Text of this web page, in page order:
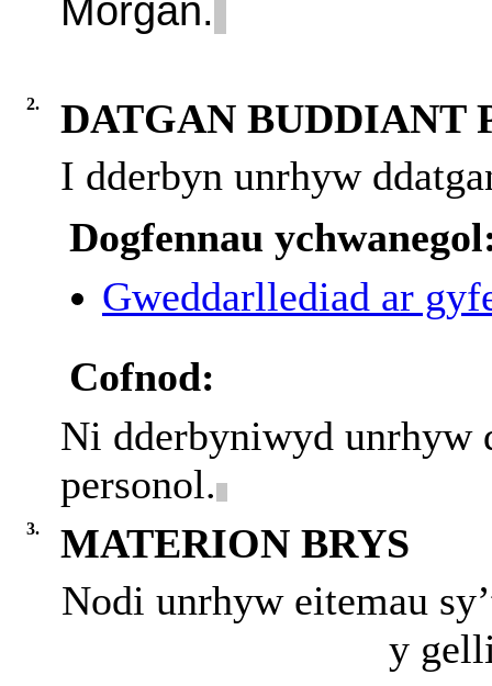
Morgan.
2.
DATGAN BUDDIANT
I dderbyn unrhyw
Dogfennau
Gweddarllediad ar
Cofnod:
Ni dderbyniwyd unrhyw
personol.
3.
MATERION BRYS
Nodi unrhyw eitemau sy
y